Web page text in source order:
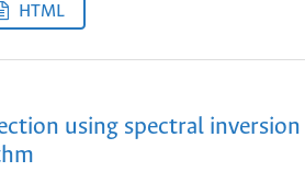
HTML
using spectral inversion